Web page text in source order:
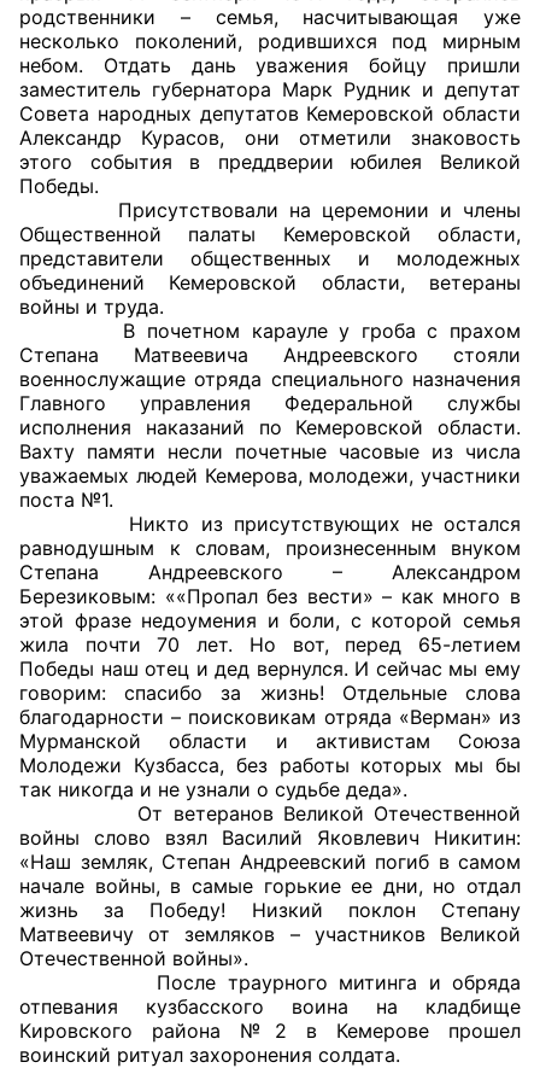
Общественные советы при территориальных
органах федеральных органов
исполнительной власти
Общественные советы по проведению
независимой оценки качества условий
оказания услуг
О Палате
Структура Палаты
Комиссии
Экспертный совет ОП КО
Совет ОП КО
Общественный штаб
Члены ОП КО
Документы ОП КО
Регламент ОП КО
Кодекс этики ОП КО
Положения
Соглашения
Рекомендации
Порядок работы ЦОН
Аппарат ОП КО
УСТАВ ГКУ “АППАРАТ ОП КО”
родственники – семья, насчитывающая уже
несколько поколений, родившихся под мирным
небом. Отдать дань уважения бойцу пришли
заместитель губернатора Марк Рудник и депутат
Совета народных депутатов Кемеровской области
Александр Курасов, они отметили знаковость
этого события в преддверии юбилея Великой
Победы.
Присутствовали на церемонии и члены
Общественной палаты Кемеровской области,
представители общественных и молодежных
объединений Кемеровской области, ветераны
войны и труда.
В почетном карауле у гроба с прахом
Степана Матвеевича Андреевского стояли
военнослужащие отряда специального назначения
Главного управления Федеральной службы
исполнения наказаний по Кемеровской области.
Вахту памяти несли почетные часовые из числа
уважаемых людей Кемерова, молодежи, участники
поста №1.
Никто из присутствующих не остался
равнодушным к словам, произнесенным внуком
Степана Андреевского – Александром
Березиковым: ««Пропал без вести» – как много в
этой фразе недоумения и боли, с которой семья
жила почти 70 лет. Но вот, перед 65-летием
Победы наш отец и дед вернулся. И сейчас мы ему
говорим: спасибо за жизнь! Отдельные слова
благодарности – поисковикам отряда «Верман» из
Мурманской области и активистам Союза
Молодежи Кузбасса, без работы которых мы бы
так никогда и не узнали о судьбе деда».
От ветеранов Великой Отечественной
войны слово взял Василий Яковлевич Никитин:
«Наш земляк, Степан Андреевский погиб в самом
начале войны, в самые горькие ее дни, но отдал
жизнь за Победу! Низкий поклон Степану
Матвеевичу от земляков – участников Великой
Отечественной войны».
После траурного митинга и обряда
отпевания кузбасского воина на кладбище
Кировского района №2 в Кемерове прошел
воинский ритуал захоронения солдата.